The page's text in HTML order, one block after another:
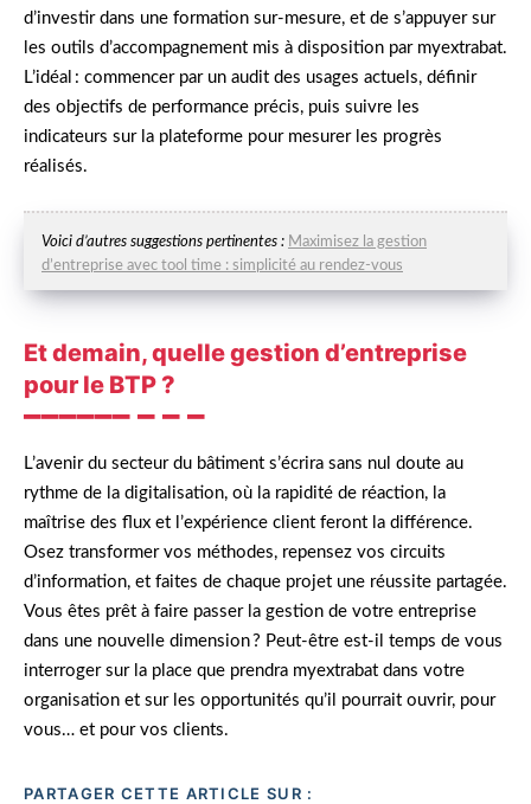
d’investir dans une formation sur-mesure, et de s’appuyer sur
les outils d’accompagnement mis à disposition par myextrabat.
L’idéal : commencer par un audit des usages actuels, définir
des objectifs de performance précis, puis suivre les
indicateurs sur la plateforme pour mesurer les progrès
réalisés.
Voici d’autres suggestions pertinentes : Maximisez la gestion
d’entreprise avec tool time : simplicité au rendez-vous
Et demain, quelle gestion d’entreprise
pour le BTP ?
L’avenir du secteur du bâtiment s’écrira sans nul doute au
rythme de la digitalisation, où la rapidité de réaction, la
maîtrise des flux et l’expérience client feront la différence.
Osez transformer vos méthodes, repensez vos circuits
d’information, et faites de chaque projet une réussite partagée.
Vous êtes prêt à faire passer la gestion de votre entreprise
dans une nouvelle dimension ? Peut-être est-il temps de vous
interroger sur la place que prendra myextrabat dans votre
organisation et sur les opportunités qu’il pourrait ouvrir, pour
vous… et pour vos clients.
PARTAGER CETTE ARTICLE SUR :